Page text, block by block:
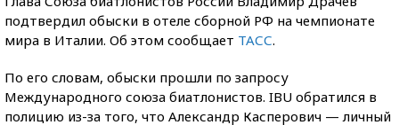
подтвердил обыски в отеле сборной РФ на чемпионате
мира в Италии. Об этом сообщает ТАСС.
По его словам, обыски прошли по запросу
Международного союза биатлонистов. IBU обратился в
полицию из-за того, что Александр Касперович — личный